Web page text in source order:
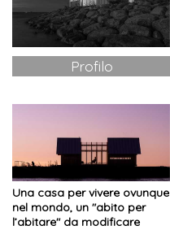
Profilo
Una casa per vivere ovunque
nel mondo, un "abito per
l’abitare" da modificare